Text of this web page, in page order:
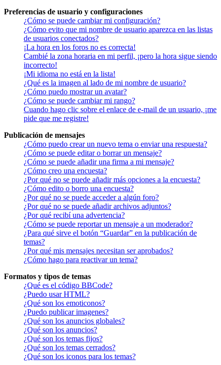
Preferencias de usuario y configuraciones
¿Cómo se puede cambiar mi configuración?
¿Cómo evito que mi nombre de usuario aparezca en las listas
de usuarios conectados?
¡La hora en los foros no es correcta!
Cambié la zona horaria en mi perfil, ¡pero la hora sigue siendo
incorrecto!
¡Mi idioma no está en la lista!
¿Qué es la imagen al lado de mi nombre de usuario?
¿Cómo puedo mostrar un avatar?
¿Cómo se puede cambiar mi rango?
Cuando hago clic sobre el enlace de e-mail de un usuario, ¡me
pide que me registre!
Publicación de mensajes
¿Cómo puedo crear un nuevo tema o enviar una respuesta?
¿Cómo se puede editar o borrar un mensaje?
¿Cómo se puede añadir una firma a mi mensaje?
¿Cómo creo una encuesta?
¿Por qué no se puede añadir más opciones a la encuesta?
¿Cómo edito o borro una encuesta?
¿Por qué no se puede acceder a algún foro?
¿Por qué no se puede añadir archivos adjuntos?
¿Por qué recibí una advertencia?
¿Cómo se puede reportar un mensaje a un moderador?
¿Para qué sirve el botón “Guardar” en la publicación de
temas?
¿Por qué mis mensajes necesitan ser aprobados?
¿Cómo hago para reactivar un tema?
Formatos y tipos de temas
¿Qué es el código BBCode?
¿Puedo usar HTML?
¿Qué son los emoticonos?
¿Puedo publicar imagenes?
¿Qué son los anuncios globales?
¿Qué son los anuncios?
¿Qué son los temas fijos?
¿Qué son los temas cerrados?
¿Qué son los iconos para los temas?